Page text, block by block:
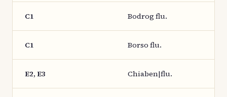
C1 Bodrog flu.
C1 Borso flu.
E2, E3 Chiaben|flu.